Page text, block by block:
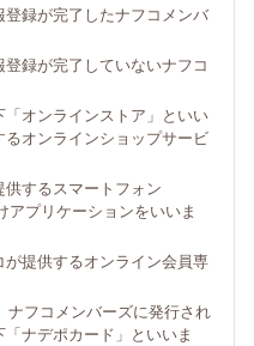
登録が完了したナフコメンバ
登録が完了していないナフコ
「オンラインストア」といい
るオンラインショップサービ
供するスマートフォン
アプリケーションをいいま
が提供するオンライン会員専
ナフコメンバーズに発行され
ナデポカード」といいま